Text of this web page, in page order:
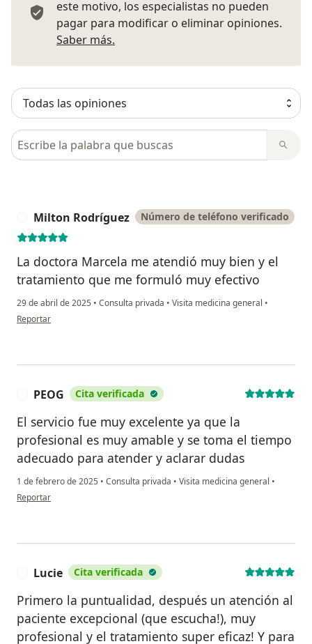
este motivo, los especialistas no pueden
pagar para modificar o eliminar opiniones.
Saber más.
Busca en opiniones
Milton Rodríguez Número de teléfono verificado
La doctora Marcela me atendió muy bien y el
tratamiento que me formuló muy efectivo
29 de abril de 2025 • Consulta privada • Visita medicina general •
en opinión del usuario Milton Rodríguez
Reportar
PEOG Cita verificada
El servicio fue muy excelente ya que la
profesional es muy amable y se toma el tiempo
adecuado para atender y aclarar dudas
1 de febrero de 2025 • Consulta privada • Visita medicina general •
en opinión del usuario PEOG
Reportar
Lucie Cita verificada
Primero la puntualidad, después un atención al
paciente excepcional (que escucha!), muy
profesional y el tratamiento super eficaz! Y para